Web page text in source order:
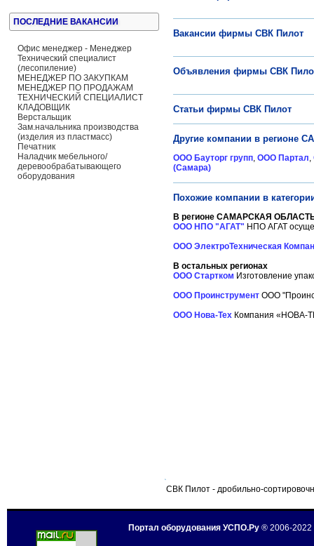
ПОСЛЕДНИЕ ВАКАНСИИ
Офис менеджер - Менеджер
Технический специалист
(лесопиление)
МЕНЕДЖЕР ПО ЗАКУПКАМ
МЕНЕДЖЕР ПО ПРОДАЖАМ
ТЕХНИЧЕСКИЙ СПЕЦИАЛИСТ
КЛАДОВЩИК
Верстальщик
Зам.начальника производства
(изделия из пластмасс)
Печатник
Наладчик мебельного/
деревообрабатывающего
оборудования
Вакансии фирмы СВК Пилот
Объявления фирмы СВК
Статьи фирмы СВК Пилот
Другие компании в регионе
ООО Бауторг групп, OOO Партал,
(Самара)
Похожие компании в
В регионе САМАРСКАЯ
ООО НПО "АГАТ" НПО АГАТ
ООО ЭлектроТехническая
В остальных регионах
ООО Стартком Изготовление
ООО Проинструмент ООО
ООО Нова-Теx Компания «НОВА-
СВК Пилот - дробильно-
Портал оборудования УСПО.Ру ® 2006-2022